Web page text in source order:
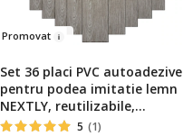
Promovat
Set 36 placi PVC autoadezive
pentru podea imitatie lemn
NEXTLY, reutilizabile,
waterproof, 91.4x15.2cm,
5 (1)